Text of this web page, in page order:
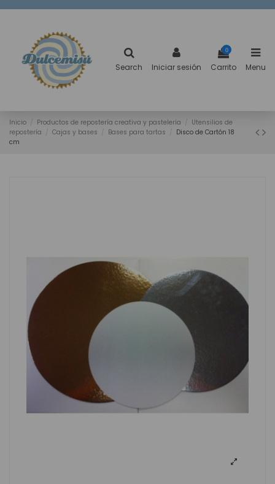
Search Iniciar sesión
0
Carrito Menu
Inicio Productos de repostería creativa y pastelería
Utensilios de
repostería
Cajas y bases Bases para tartas
Disco de Cartón 18
cm